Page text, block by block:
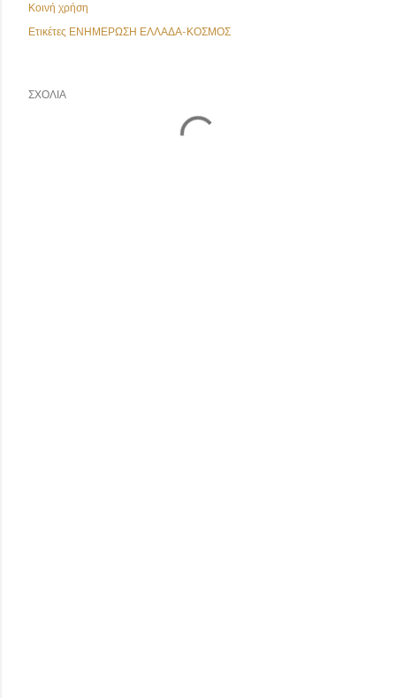
Κοινή χρήση
Ετικέτες ΕΝΗΜΕΡΩΣΗ ΕΛΛΑΔΑ-ΚΟΣΜΟΣ
ΣΧΌΛΙΑ